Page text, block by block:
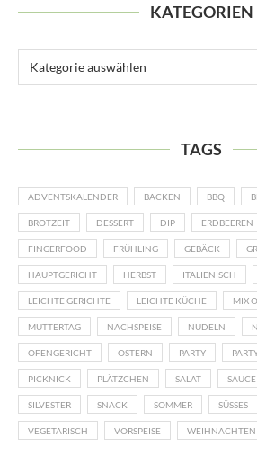
KATEGORIEN
TAGS
ADVENTSKALENDER BACKEN BBQ
BROTZEIT DESSERT DIP ERDBEEREN
FINGERFOOD FRÜHLING GEBÄCK
HAUPTGERICHT HERBST ITALIENISCH
LEICHTE GERICHTE LEICHTE KÜCHE MIX
MUTTERTAG NACHSPEISE NUDELN
OFENGERICHT OSTERN PARTY
PICKNICK PLÄTZCHEN SALAT SAUCE
SILVESTER SNACK SOMMER SÜSSES
VEGETARISCH VORSPEISE WEIHNACHTEN